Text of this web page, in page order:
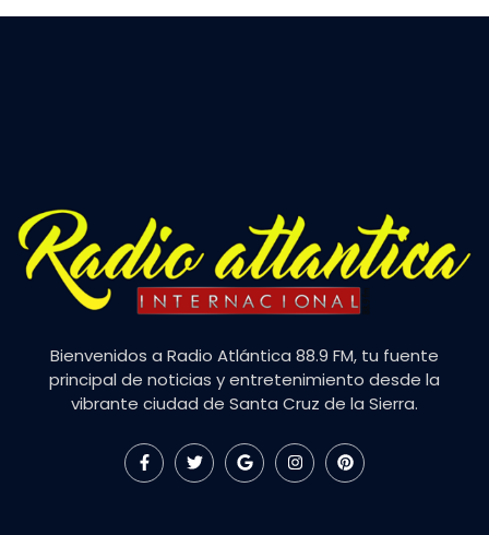
Bienvenidos a Radio Atlántica 88.9 FM, tu fuente
principal de noticias y entretenimiento desde la
vibrante ciudad de Santa Cruz de la Sierra.